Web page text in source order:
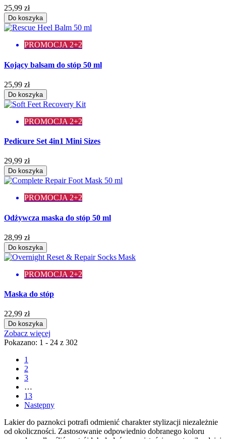
25,99 zł
Do koszyka
PROMOCJA 2+2
Kojący balsam do stóp 50 ml
25,99 zł
Do koszyka
PROMOCJA 2+2
Pedicure Set 4in1 Mini Sizes
29,99 zł
Do koszyka
PROMOCJA 2+2
Odżywcza maska do stóp 50 ml
28,99 zł
Do koszyka
PROMOCJA 2+2
Maska do stóp
22,99 zł
Do koszyka
Zobacz więcej
Pokazano: 1 - 24 z 302
1
2
3
…
13
Następny
Lakier do paznokci potrafi odmienić charakter stylizacji niezależnie
od okoliczności. Zastosowanie odpowiednio dobranego koloru